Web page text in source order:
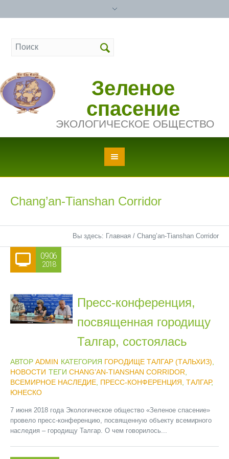
Зеленое
спасение
ЭКОЛОГИЧЕСКОЕ ОБЩЕСТВО
Chang’an-Tianshan Corridor
Вы здесь: Главная / Chang’an-Tianshan Corridor
09.06
2018
Пресс-конференция,
посвященная городищу
Талгар, состоялась
АВТОР ADMIN КАТЕГОРИЯ ГОРОДИЩЕ ТАЛГАР (ТАЛЬХИЗ)
НОВОСТИ ТЕГИ CHANG’AN-TIANSHAN CORRIDOR
ВСЕМИРНОЕ НАСЛЕДИЕ ПРЕСС-КОНФЕРЕНЦИЯ ТАЛГАР,
ЮНЕСКО
7 июня 2018 года Экологическое общество «Зеленое спасение»
провело пресс-конференцию, посвященную объекту всемирного
наследия – городищу Талгар. О чем говорилось...